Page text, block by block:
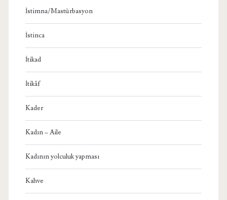
İstimna/Mastürbasyon
İstinca
İtikad
İtikâf
Kader
Kadın – Aile
Kadının yolculuk yapması
Kahve